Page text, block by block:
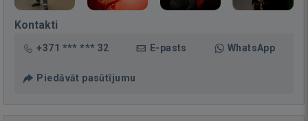
Kontakti
+371 *** *** 32 E-pasts WhatsApp
Piedāvāt pasūtījumu